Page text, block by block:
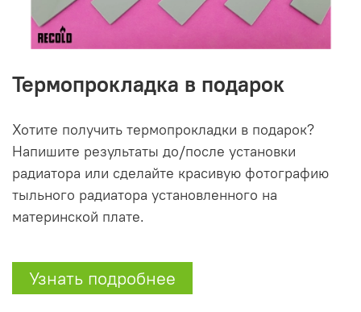
Термопрокладка в подарок
Хотите получить термопрокладки в подарок?
Напишите результаты до/после установки
радиатора или сделайте красивую фотографию
тыльного радиатора установленного на
материнской плате.
Узнать подробнее